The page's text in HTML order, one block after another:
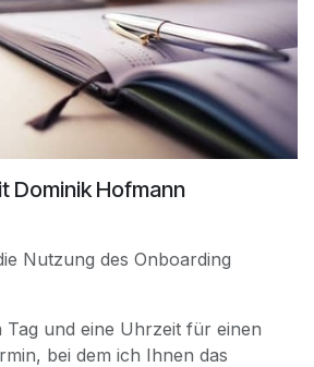
Dominik Hofmann
Nutzung des Onboarding
Tag und eine Uhrzeit für einen
bei dem ich Ihnen das